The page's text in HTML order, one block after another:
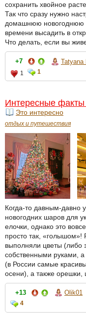
сохранить хвойное
Так что сразу нужно
домашнюю новогоднюю
времени высадить в
Что делать, если вы
+7 Tatyana
1
1
Интересные факты
Это интересно
отдых и путешествия
Когда-то давным-давно
новогодних шаров для
елочки, однако это
просто так,
выполняли цветы (либо
собственными руками,
(в России самые
осени), а также орешки,
+13 Olik01
4